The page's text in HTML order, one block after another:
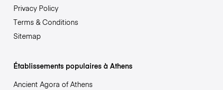
Privacy Policy
Terms & Conditions
Sitemap
Établissements populaires à Athens
Ancient Agora of Athens